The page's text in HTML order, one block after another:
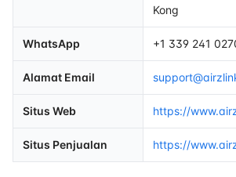
Kong
WhatsApp +1 339 241
Alamat Email
Situs Web https://
Situs Penjualan https://